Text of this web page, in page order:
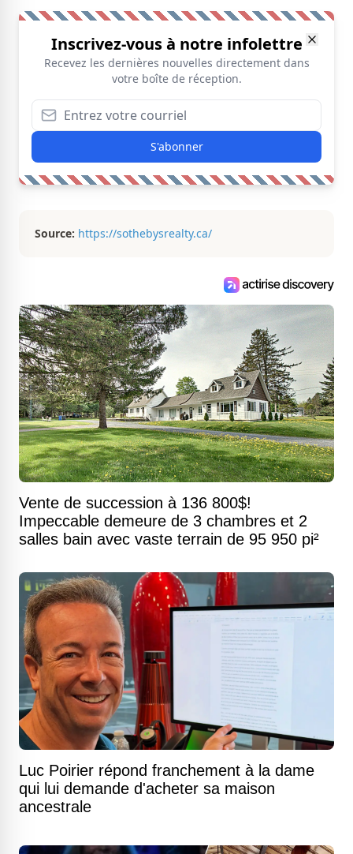
Inscrivez-vous à notre infolettre
Recevez les dernières nouvelles directement dans
votre boîte de réception.
S'abonner
Source: https://sothebysrealty.ca/
Vente de succession à 136 800$!
Impeccable demeure de 3 chambres et 2
salles bain avec vaste terrain de 95 950 pi²
Luc Poirier répond franchement à la dame
qui lui demande d'acheter sa maison
ancestrale